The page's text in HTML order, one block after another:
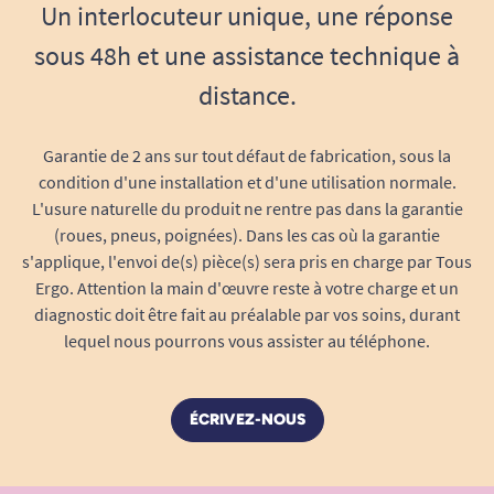
Fixation :vis inox 8 x 70 mm incluses pour
une pose rapide et durable.
Composition :aluminium époxy finition
humides.
Garantie :10 ans.
Offrez-vous la sérénité d’un
aménagement accessible au quotidien
La barre d’appui droite Delabie est l’alliée idéale
pourprévenir les glissades , rassurer les
personnes âgées, en situation de fragilité, ou
et fonctionnel permet de conserver l’élégance de
la salle de bain tout en garantissant une
Un interlocuteur unique, une réponse
sous 48h et une assistance technique à
distance.
Garantie de 2 ans sur tout défaut de fabrication, sous la
condition d'une installation et d'une utilisation normale.
L'usure naturelle du produit ne rentre pas dans la garantie
(roues, pneus, poignées). Dans les cas où la garantie
s'applique, l'envoi de(s) pièce(s) sera pris en charge par Tous
Ergo. Attention la main d'œuvre reste à votre charge et un
diagnostic doit être fait au préalable par vos soins, durant
lequel nous pourrons vous assister au téléphone.
ÉCRIVEZ-NOUS